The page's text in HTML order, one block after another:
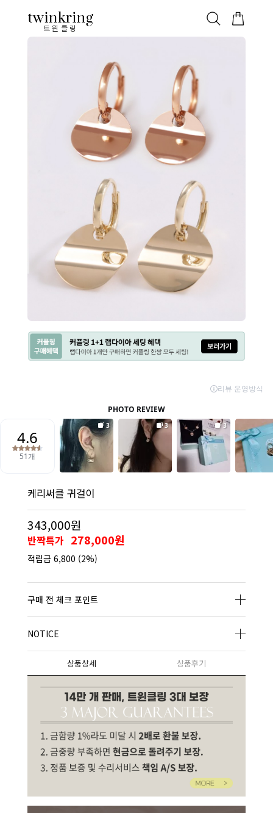
트윈클링
ALL 베스트 안쪽막음 웨딩/다이아 가드링/반지
케리써클 귀걸이
343,000원
반짝특가 278,000원
적립금 6,800 (2%)
구매 전 체크 포인트
NOTICE
상품상세 상품후기